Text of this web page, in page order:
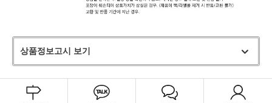
상품정보고시 보기